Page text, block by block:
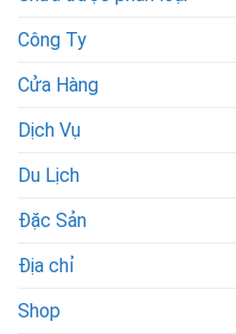
Công Ty
Cửa Hàng
Dịch Vụ
Du Lịch
Đặc Sản
Địa chỉ
Shop